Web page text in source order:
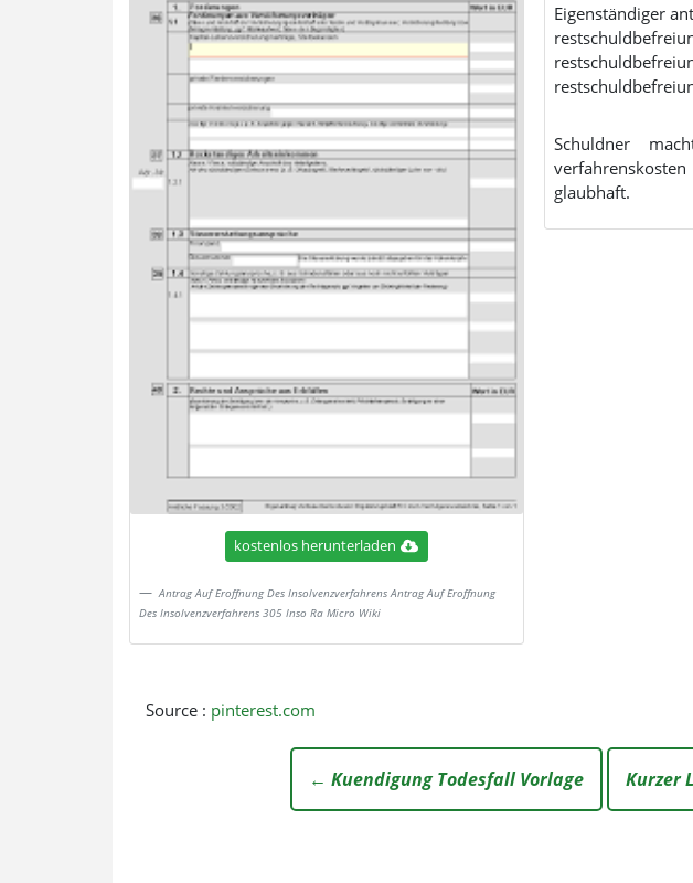
kostenlos herunterladen
Antrag Auf Eroffnung Des Insolvenzverfahrens Antrag Auf Eroffnung
Des Insolvenzverfahrens 305 Inso Ra Micro Wiki
Eigenständiger
Schuldner
glaubhaft.
Source : pinterest.com
← Kuendigung Todesfall Vorlage Kurzer